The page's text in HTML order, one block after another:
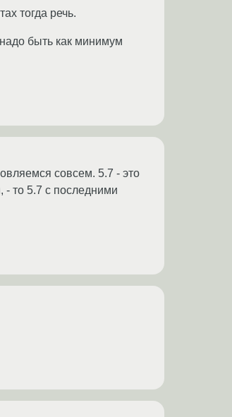
тогда речь.
быть как минимум
совсем. 5.7 - это
- то 5.7 с последними